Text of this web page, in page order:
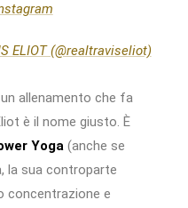
ELIOT (@realtraviseliot)
allenamento che fa
è il nome giusto. È
Yoga (anche se
la sua controparte
concentrazione e